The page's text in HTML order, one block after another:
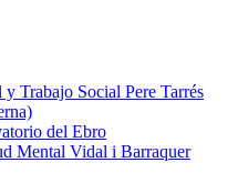
Trabajo Social Pere Tarrés
del Ebro
Mental Vidal i Barraquer